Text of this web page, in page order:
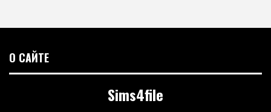
О САЙТЕ
Sims4file